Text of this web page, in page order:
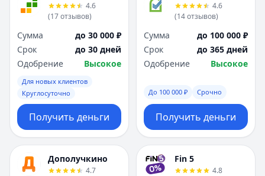
4.6
(17отзывов)
Сумма
до 30 000 ₽
Срок
до 30 дней
Одобрение
Высокое
Для новых клиентов
Круглосуточно
Получить деньги
4.6
(14отзывов)
Сумма
до 100 000 ₽
Срок
до 365 дней
Одобрение
Высокое
До 100 000 ₽ Срочно
Получить деньги
Дополучкино
4.7
Fin 5
4.8